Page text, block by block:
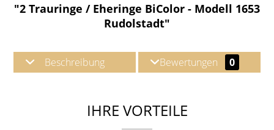
"2 Trauringe / Eheringe BiColor - Modell 1653
Rudolstadt"
Beschreibung Bewertungen 0
IHRE VORTEILE